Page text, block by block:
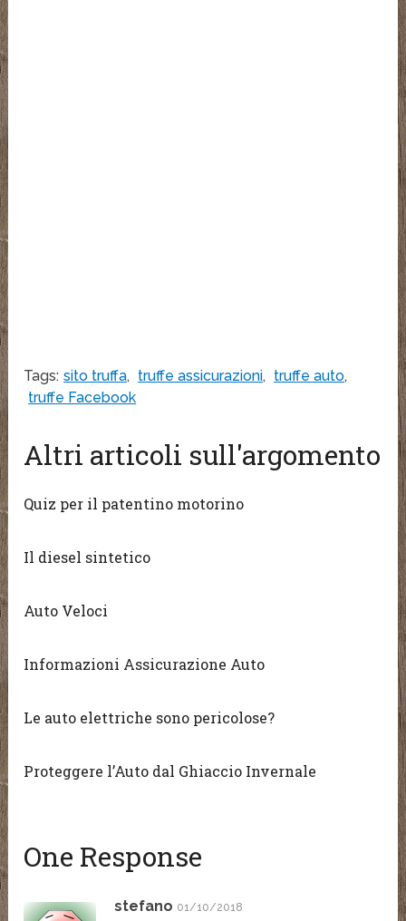
Tags: sito truffa, truffe assicurazioni, truffe auto,
truffe Facebook
Altri articoli sull'argomento
Quiz per il patentino motorino
Il diesel sintetico
Auto Veloci
Informazioni Assicurazione Auto
Le auto elettriche sono pericolose?
Proteggere l’Auto dal Ghiaccio Invernale
One Response
stefano 01/10/2018